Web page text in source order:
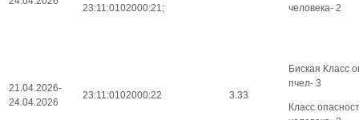
23:11:0102000:21;
человека- 2
21.04.2026-
24.04.2026
23:11:0102000:22 3.33
Биская Класс
пчел- 3
Класс